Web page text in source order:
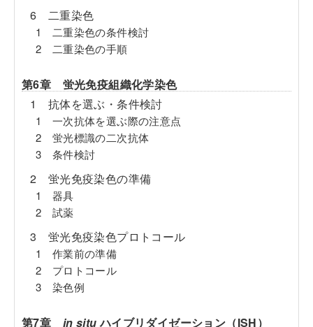
6 二重染色
1 二重染色の条件検討
2 二重染色の手順
第6章 蛍光免疫組織化学染色
1 抗体を選ぶ・条件検討
1 一次抗体を選ぶ際の注意点
2 蛍光標識の二次抗体
3 条件検討
2 蛍光免疫染色の準備
1 器具
2 試薬
3 蛍光免疫染色プロトコール
1 作業前の準備
2 プロトコール
3 染色例
第7章 in situハイブリダイゼーション（ISH）